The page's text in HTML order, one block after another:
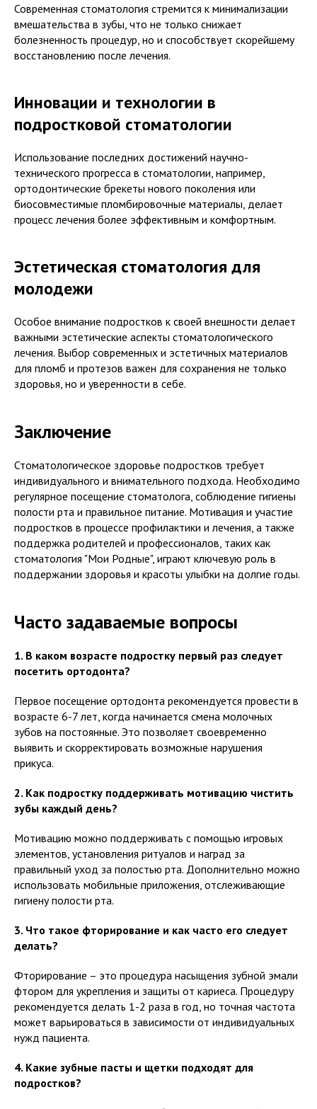
Современная стоматология стремится к минимализации
вмешательства в зубы, что не только снижает
болезненность процедур, но и способствует скорейшему
восстановлению после лечения.
Инновации и технологии в
подростковой стоматологии
Использование последних достижений научно-
технического прогресса в стоматологии, например,
ортодонтические брекеты нового поколения или
биосовместимые пломбировочные материалы, делает
процесс лечения более эффективным и комфортным.
Эстетическая стоматология для
молодежи
Особое внимание подростков к своей внешности делает
важными эстетические аспекты стоматологического
лечения. Выбор современных и эстетичных материалов
для пломб и протезов важен для сохранения не только
здоровья, но и уверенности в себе.
Заключение
Стоматологическое здоровье подростков требует
индивидуального и внимательного подхода. Необходимо
регулярное посещение стоматолога, соблюдение гигиены
полости рта и правильное питание. Мотивация и участие
подростков в процессе профилактики и лечения, а также
поддержка родителей и профессионалов, таких как
стоматология "Мои Родные", играют ключевую роль в
поддержании здоровья и красоты улыбки на долгие годы.
Часто задаваемые вопросы
1. В каком возрасте подростку первый раз следует
посетить ортодонта?
Первое посещение ортодонта рекомендуется провести в
возрасте 6-7 лет, когда начинается смена молочных
зубов на постоянные. Это позволяет своевременно
выявить и скорректировать возможные нарушения
прикуса.
2. Как подростку поддерживать мотивацию чистить
зубы каждый день?
Мотивацию можно поддерживать с помощью игровых
элементов, установления ритуалов и наград за
правильный уход за полостью рта. Дополнительно можно
использовать мобильные приложения, отслеживающие
гигиену полости рта.
3. Что такое фторирование и как часто его следует
делать?
Фторирование – это процедура насыщения зубной эмали
фтором для укрепления и защиты от кариеса. Процедуру
рекомендуется делать 1-2 раза в год, но точная частота
может варьироваться в зависимости от индивидуальных
нужд пациента.
4. Какие зубные пасты и щетки подходят для
подростков?